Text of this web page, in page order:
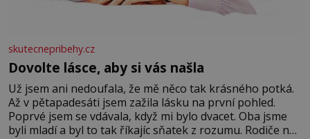
skutecnepribehy.cz
Dovolte lásce, aby si vás našla
Už jsem ani nedoufala, že mě něco tak krásného potká.
Až v pětapadesáti jsem zažila lásku na první pohled.
Poprvé jsem se vdávala, když mi bylo dvacet. Oba jsme
byli mladí a byl to tak říkajíc sňatek z rozumu. Rodiče nás